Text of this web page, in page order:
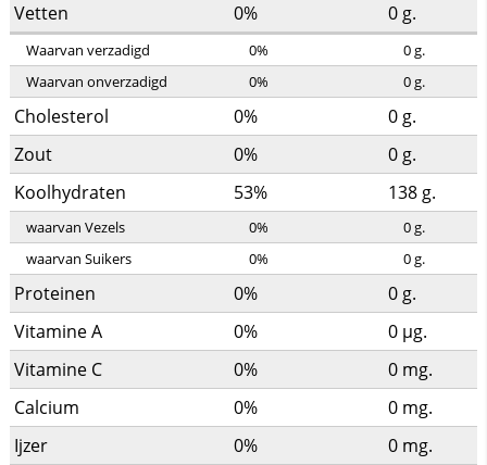
Vetten 0% 0 g.
Waarvan verzadigd 0% 0g.
Waarvan onverzadigd
0% 0g.
Cholesterol 0% 0 g.
Zout
0% 0 g.
Koolhydraten
53% 138 g.
waarvan Vezels 0% 0g.
waarvan Suikers
0% 0g.
Proteinen 0% 0 g.
Vitamine A
0% 0 µg.
Vitamine C
0% 0 mg.
Calcium
0% 0 mg.
Ijzer
0% 0 mg.